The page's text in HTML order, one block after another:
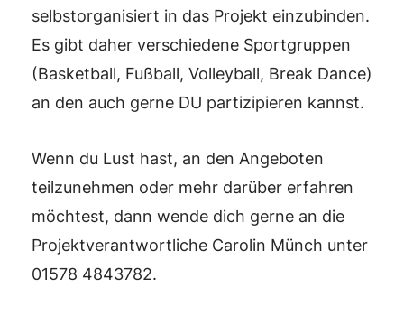
selbstorganisiert in das Projekt einzubinden.
Es gibt daher verschiedene Sportgruppen
(Basketball, Fußball, Volleyball, Break Dance)
an den auch gerne DU partizipieren kannst.
Wenn du Lust hast, an den Angeboten
teilzunehmen oder mehr darüber erfahren
möchtest, dann wende dich gerne an die
Projektverantwortliche Carolin Münch unter
01578 4843782.